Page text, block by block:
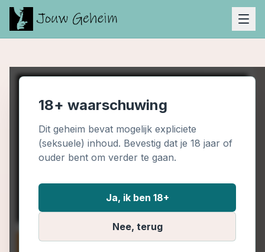
18+ waarschuwing
Dit geheim bevat mogelijk expliciete
(seksuele) inhoud. Bevestig dat je 18 jaar of
ouder bent om verder te gaan.
Ja, ik ben 18+
Nee, terug